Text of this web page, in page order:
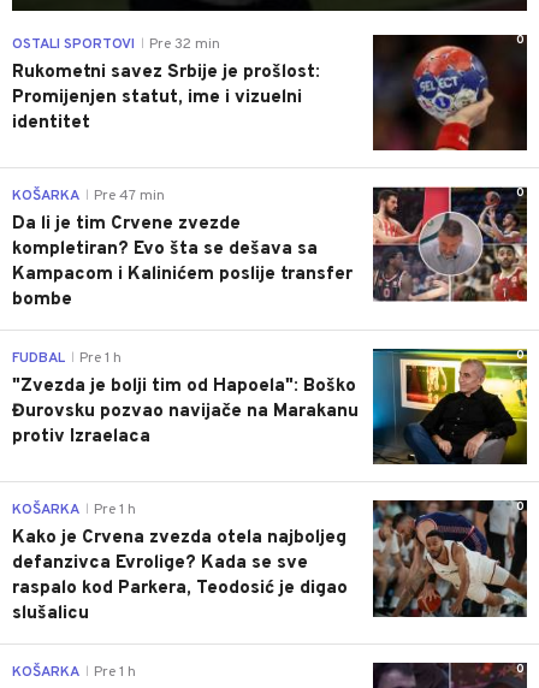
0
OSTALI SPORTOVI Pre 32 min
Rukometni savez Srbije je prošlost:
Promijenjen statut, ime i vizuelni
identitet
0
KOŠARKA Pre 47 min
Da li je tim Crvene zvezde
kompletiran? Evo šta se dešava sa
Kampacom i Kalinićem poslije transfer
bombe
0
FUDBAL Pre 1 h
"Zvezda je bolji tim od Hapoela": Boško
Đurovsku pozvao navijače na Marakanu
protiv Izraelaca
0
KOŠARKA Pre 1 h
Kako je Crvena zvezda otela najboljeg
defanzivca Evrolige? Kada se sve
raspalo kod Parkera, Teodosić je digao
slušalicu
0
KOŠARKA Pre 1 h